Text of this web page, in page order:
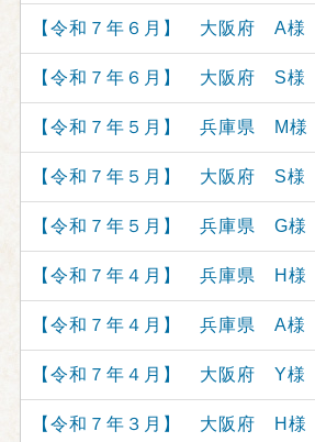
【令和７年６月】 大阪府 A様
【令和７年６月】 大阪府 S様
【令和７年５月】 兵庫県 M様
【令和７年５月】 大阪府 S様
【令和７年５月】 兵庫県 G様
【令和７年４月】 兵庫県 H様
【令和７年４月】 兵庫県 A様
【令和７年４月】 大阪府 Y様
【令和７年３月】 大阪府 H様